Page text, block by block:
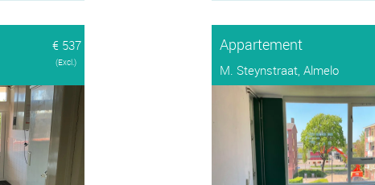
€ 537
(Excl.)
Appartement
M. Steynstraat, Almelo